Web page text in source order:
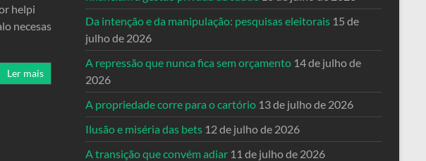
helpi
necesas
Ler mais
Da intenção e da manipulação: pesquisas eleitorais 15 de
julho de 2026
A repressão que nunca fica sem orçamento 14 de julho de
2026
A propriedade corre para o cartório 13 de julho de 2026
Ilusão e miséria das bets 12 de julho de 2026
A transição que convém adiar 11 de julho de 2026